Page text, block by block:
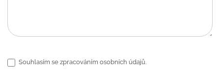
Souhlasím se zpracováním osobních údajů.